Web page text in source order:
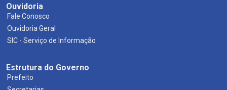
Ouvidoria
Fale Conosco
Ouvidoria Geral
SIC - Serviço de Informação
Estrutura do Governo
Prefeito